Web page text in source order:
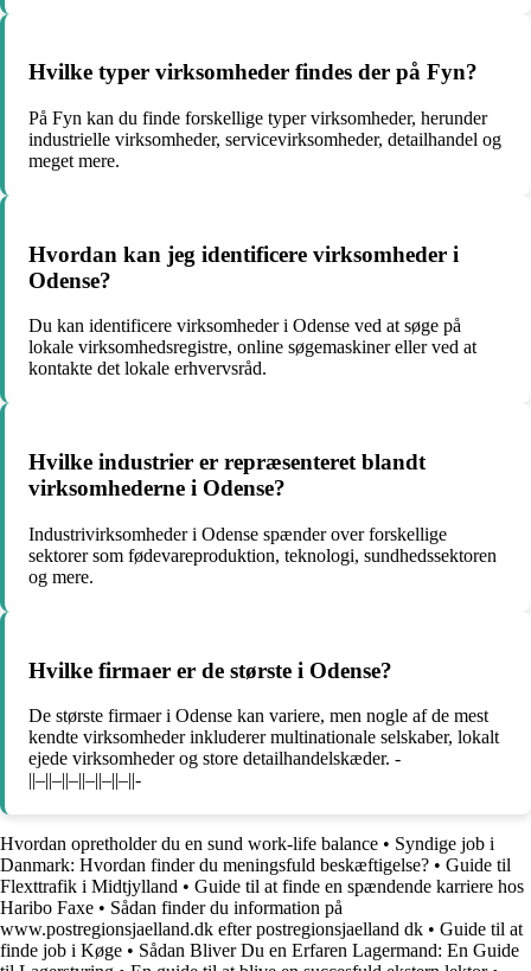
Hvilke typer virksomheder findes der på Fyn?
På Fyn kan du finde forskellige typer virksomheder, herunder
industrielle virksomheder, servicevirksomheder, detailhandel og
meget mere.
Hvordan kan jeg identificere virksomheder i
Odense?
Du kan identificere virksomheder i Odense ved at søge på
lokale virksomhedsregistre, online søgemaskiner eller ved at
kontakte det lokale erhvervsråd.
Hvilke industrier er repræsenteret blandt
virksomhederne i Odense?
Industrivirksomheder i Odense spænder over forskellige
sektorer som fødevareproduktion, teknologi, sundhedssektoren
og mere.
Hvilke firmaer er de største i Odense?
De største firmaer i Odense kan variere, men nogle af de mest
kendte virksomheder inkluderer multinationale selskaber, lokalt
ejede virksomheder og store detailhandelskæder. -
||–||–||–||–||–||–||-
Hvordan opretholder du en sund work-life balance • Syndige job i
Danmark: Hvordan finder du meningsfuld beskæftigelse? • Guide til
Flexttrafik i Midtjylland • Guide til at finde en spændende karriere hos
Haribo Faxe • Sådan finder du information på
www.postregionsjaelland.dk efter postregionsjaelland dk • Guide til at
finde job i Køge • Sådan Bliver Du en Erfaren Lagermand: En Guide